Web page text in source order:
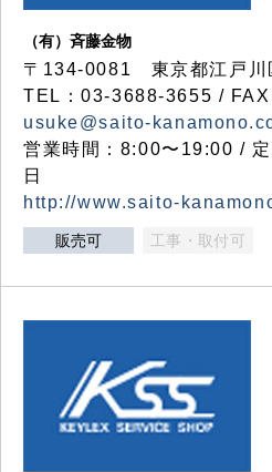
（有）斉藤金物
〒134-0081 東京都江戸川
TEL：03-3688-3655 /
usuke@saito-
営業時間：8:00〜19:00 /
日
http://www.saito-
販売可 工事・取付可